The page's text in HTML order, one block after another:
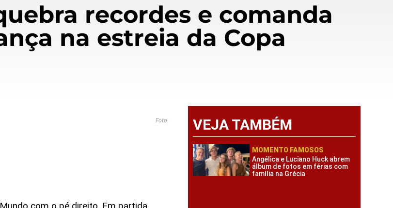
recordes e comanda
na estreia da Copa
Foto: VEJA TAMBÉM
MOMENTO FAMOSOS
Angélica e Luciano Huck abrem
álbum de fotos em férias com
família na Grécia